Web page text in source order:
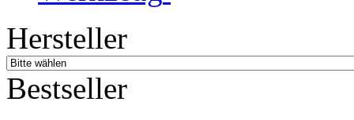
Hersteller
Bestseller